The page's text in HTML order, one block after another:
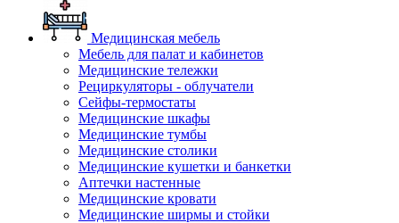
Медицинская мебель
Мебель для палат и кабинетов
Медицинские тележки
Рециркуляторы - облучатели
Сейфы-термостаты
Медицинские шкафы
Медицинские тумбы
Медицинские столики
Медицинские кушетки и банкетки
Аптечки настенные
Медицинские кровати
Медицинские ширмы и стойки